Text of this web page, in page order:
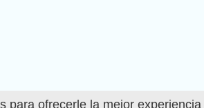
para ofrecerle la mejor